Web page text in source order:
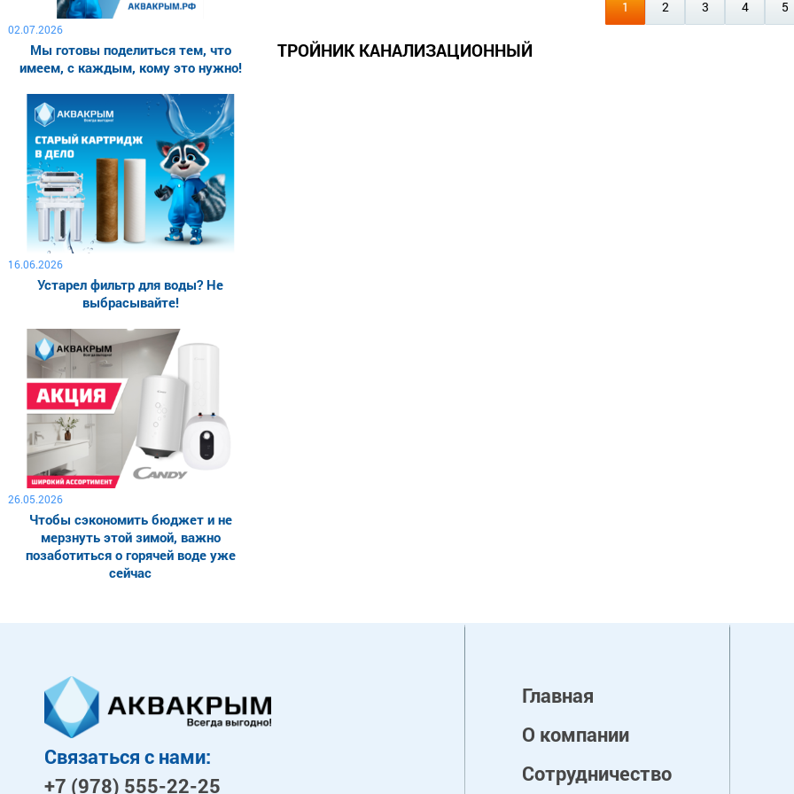
1 2 3 4 5
ТРОЙНИК КАНАЛИЗАЦИОННЫЙ
02.07.2026
Мы готовы поделиться тем, что
имеем, с каждым, кому это нужно!
16.06.2026
Устарел фильтр для воды? Не
выбрасывайте!
26.05.2026
Чтобы сэкономить бюджет и не
мерзнуть этой зимой, важно
позаботиться о горячей воде уже
сейчас
Связаться с нами:
+7 (978) 555-22-25
Главная
О компании
Сотрудничество